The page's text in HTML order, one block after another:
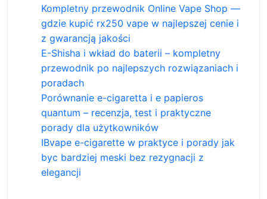
Kompletny przewodnik Online Vape Shop —
gdzie kupić rx250 vape w najlepszej cenie i
z gwarancją jakości
E-Shisha i wkład do baterii – kompletny
przewodnik po najlepszych rozwiązaniach i
poradach
Porównanie e-cigaretta i e papieros
quantum – recenzja, test i praktyczne
porady dla użytkowników
IBvape e-cigarette w praktyce i porady jak
byc bardziej meski bez rezygnacji z
elegancji